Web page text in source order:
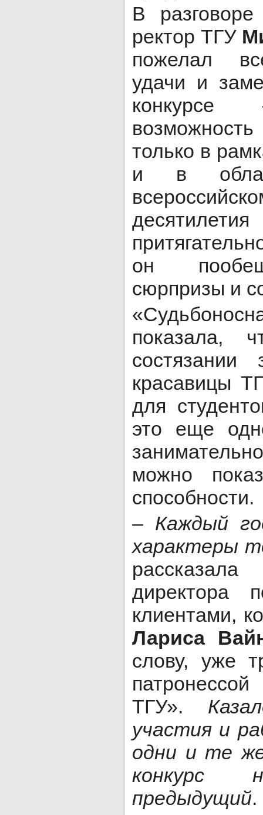
В
ректор ТГУ
пожелал
удачи и
конкурсе
только в
и в
он
сюрпризы и
показала,
красавицы
для
это еще
можно
способности.
– Каждый
характеры
директора
клиентами,
Лариса
слову, уже
ТГУ».
участия и
одни и те
предыдущий